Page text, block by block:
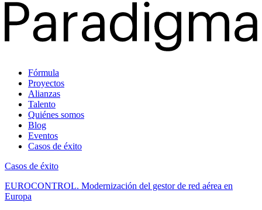
Fórmula
Proyectos
Alianzas
Talento
Quiénes somos
Blog
Eventos
Casos de éxito
Casos de éxito
EUROCONTROL. Modernización del gestor de red aérea en
Europa